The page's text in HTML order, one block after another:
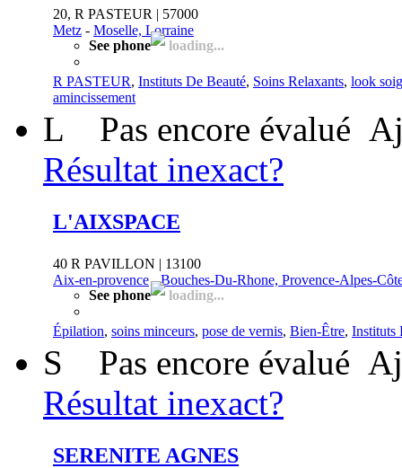
20, R PASTEUR | 57000
Metz - Moselle, Lorraine
See phone
loading...
R PASTEUR, Instituts De Beauté, Soins Relaxants, look
amincissement
L Pas encore évalué
Résultat inexact?
L'AIXSPACE
40 R PAVILLON | 13100
Aix-en-provence-Bouches-Du-Rhone, Provence-Alpes-
See phone
loading...
Épilation, soins minceurs, pose de vernis, Bien-Être, Instituts
S Pas encore évalué
Résultat inexact?
SERENITE AGNES